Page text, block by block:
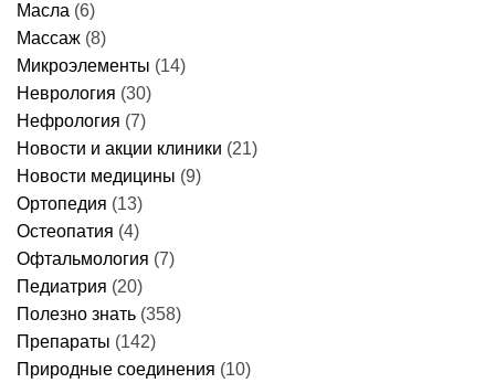
Масла (6)
Массаж (8)
Микроэлементы (14)
Неврология (30)
Нефрология (7)
Новости и акции клиники (21)
Новости медицины (9)
Ортопедия (13)
Остеопатия (4)
Офтальмология (7)
Педиатрия (20)
Полезно знать (358)
Препараты (142)
Природные соединения (10)